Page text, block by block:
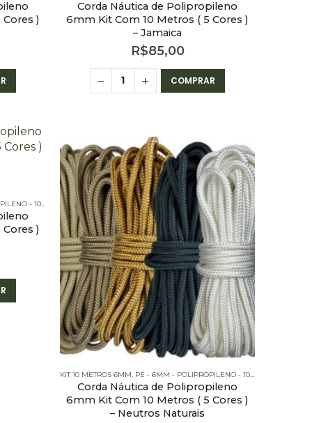
)
Corda Náutica de Polipropileno
6mm Kit Com 10 Metros ( 5 Cores )
– Jamaica
R$85,00
COMPRAR
- 10 METROS ,PE - 6MM - POLIPROPILENO - KITS
)
KIT 10 METROS 6MM, PE - 6MM - POLIPROPILENO - 10 METROS
Corda Náutica de Polipropileno
6mm Kit Com 10 Metros ( 5 Cores )
– Neutros Naturais